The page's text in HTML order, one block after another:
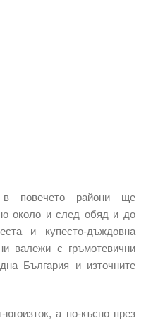
повечето райони ще
около и след обяд и до
и купесто-дъждовна
валежи с гръмотевични
България и източните
а по-късно през